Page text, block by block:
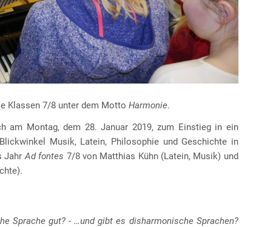
Klassen 7/8 unter dem MottoHarmonie.
am Montag, dem 28. Januar 2019, zum Einstieg in ein
Musik, Latein, Philosophie und Geschichte in
Jahr Ad fontes 7/8 von Matthias Kühn (Latein, Musik) und
Sprache gut? - …und gibt es disharmonische Sprachen?